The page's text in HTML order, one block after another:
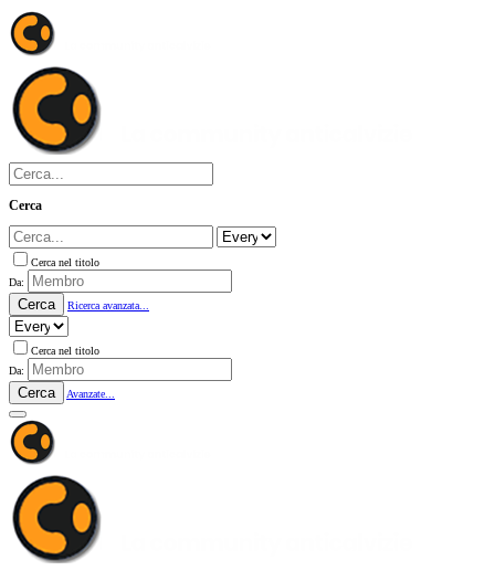
Cerca
Cerca nel titolo
Da:
Cerca Ricerca avanzata...
Cerca nel titolo
Da:
Cerca Avanzate...